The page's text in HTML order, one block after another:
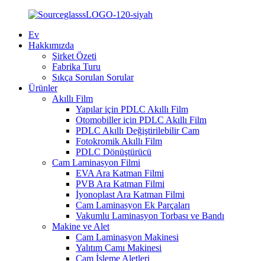
Ev
Hakkımızda
Şirket Özeti
Fabrika Turu
Sıkça Sorulan Sorular
Ürünler
Akıllı Film
Yapılar için PDLC Akıllı Film
Otomobiller için PDLC Akıllı Film
PDLC Akıllı Değiştirilebilir Cam
Fotokromik Akıllı Film
PDLC Dönüştürücü
Cam Laminasyon Filmi
EVA Ara Katman Filmi
PVB Ara Katman Filmi
İyonoplast Ara Katman Filmi
Cam Laminasyon Ek Parçaları
Vakumlu Laminasyon Torbası ve Bandı
Makine ve Alet
Cam Laminasyon Makinesi
Yalıtım Camı Makinesi
Cam İşleme Aletleri